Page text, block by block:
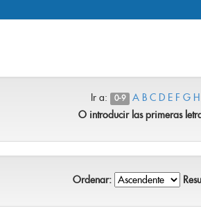
Ir a: 0-9 A B C D E F G H
O introducir las primeras
Ordenar: